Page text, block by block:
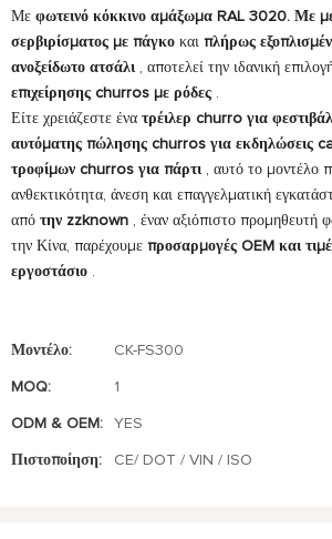
Με φωτεινό κόκκινο αμάξωμα RAL 3020. Με
σερβιρίσματος με πάγκο και πλήρως
ανοξείδωτο ατσάλι, αποτελεί την ιδανική
επιχείρησης churros με ρόδες .
Είτε χρειάζεστε ένα τρέιλερ churro για φεστιβάλ
αυτόματης πώλησης churros για εκδηλώσεις
τροφίμων churros για πάρτι, αυτό το μοντέλο
ανθεκτικότητα, άνεση και επαγγελματική
από την zzknown , έναν αξιόπιστο προμηθευτή
την Κίνα, παρέχουμε προσαρμογές OEM και
εργοστάσιο .
Μοντέλο: CK-FS300
MOQ: 1
ODM & OEM: YES
Πιστοποίηση: CE/ DOT / VIN / ISO